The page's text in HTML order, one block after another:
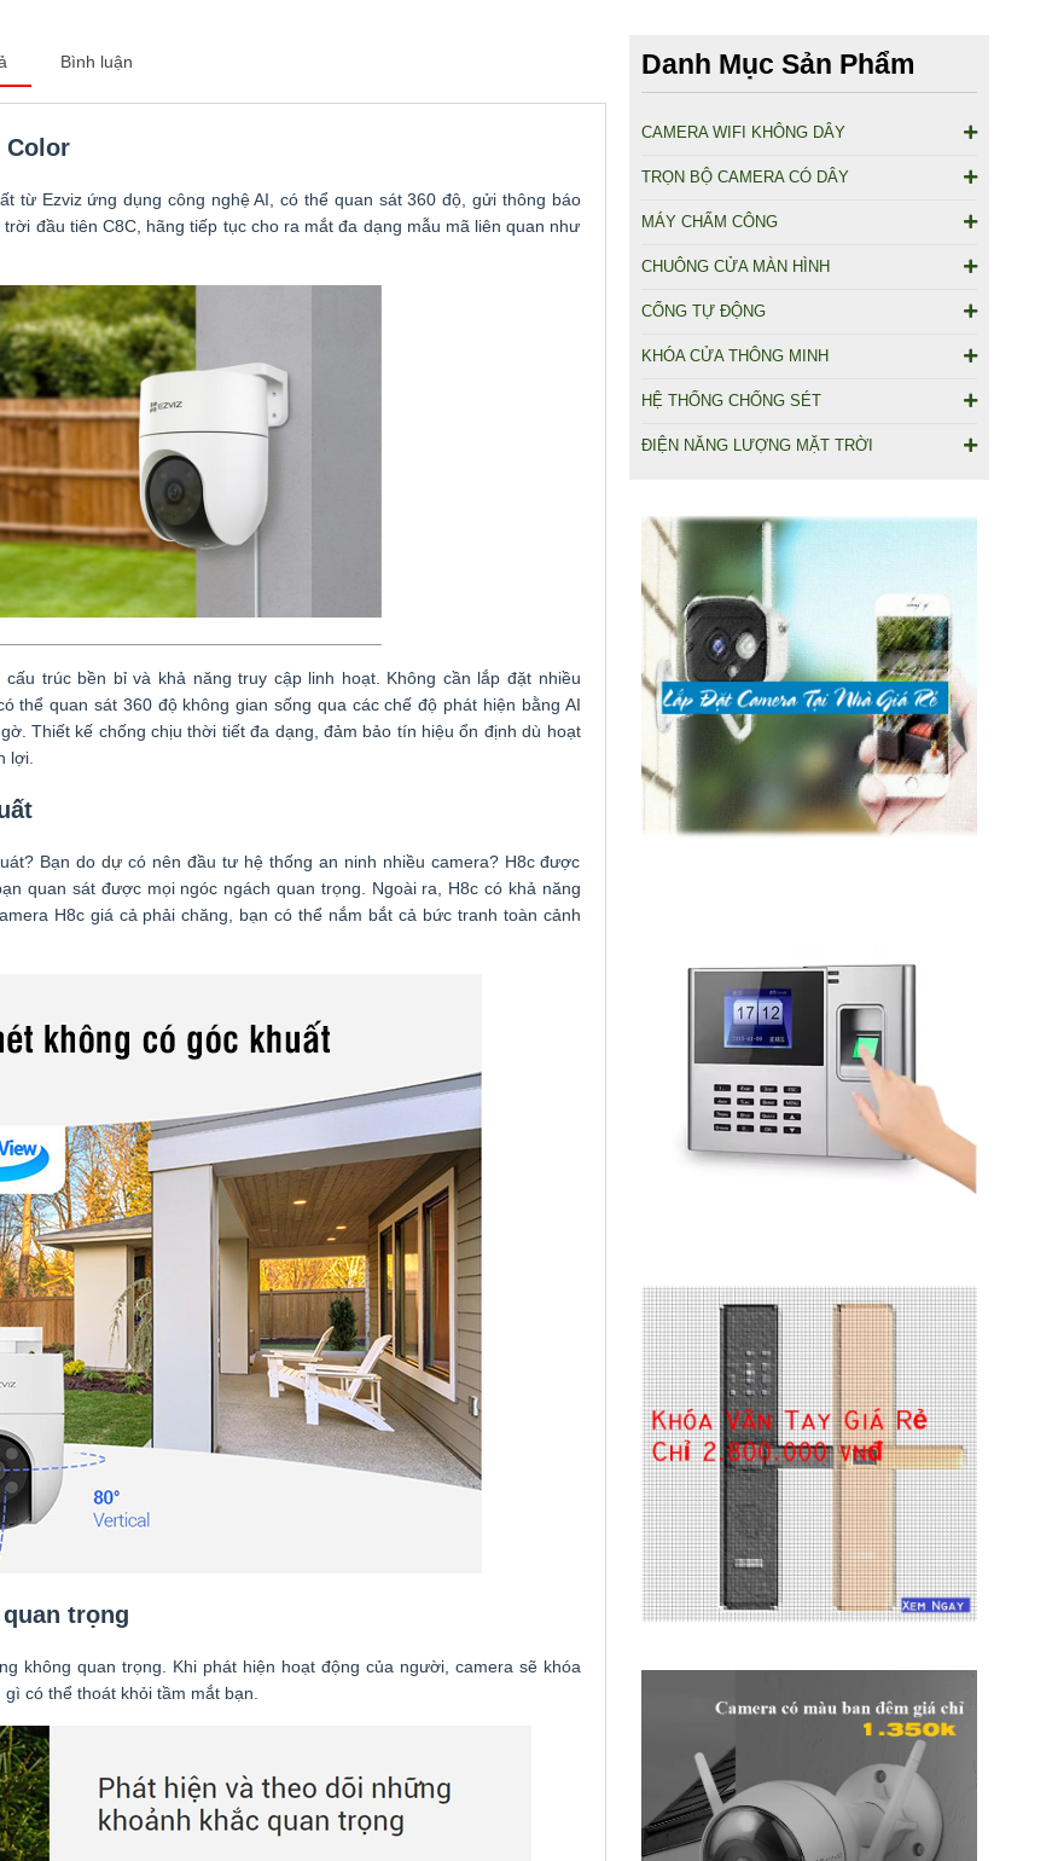
Bình luận
Color
từ Ezviz ứng dụng công nghệ AI, có thể quan sát 360 độ, gửi thông báo
đầu tiên C8C, hãng tiếp tục cho ra mắt đa dạng mẫu mã liên quan như
trúc bền bỉ và khả năng truy cập linh hoạt. Không cần lắp đặt nhiều
thể quan sát 360 độ không gian sống qua các chế độ phát hiện bằng AI
Thiết kế chống chịu thời tiết đa dạng, đảm bảo tín hiệu ổn định dù hoạt
lợi.
Bạn do dự có nên đầu tư hệ thống an ninh nhiều camera? H8c được
quan sát được mọi ngóc ngách quan trọng. Ngoài ra, H8c có khả năng
H8c giá cả phải chăng, bạn có thể nắm bắt cả bức tranh toàn cảnh
trọng
quan trọng. Khi phát hiện hoạt động của người, camera sẽ khóa
có thể thoát khỏi tầm mắt bạn.
Danh Mục Sản Phẩm
CAMERA WIFI KHÔNG DÂY
TRỌN BỘ CAMERA CÓ DÂY
MÁY CHẤM CÔNG
CHUÔNG CỬA MÀN HÌNH
CỔNG TỰ ĐỘNG
KHÓA CỬA THÔNG MINH
HỆ THỐNG CHỐNG SÉT
ĐIỆN NĂNG LƯỢNG MẶT TRỜI